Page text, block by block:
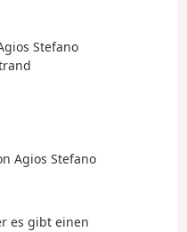
Stefano
Agios Stefano
es gibt einen